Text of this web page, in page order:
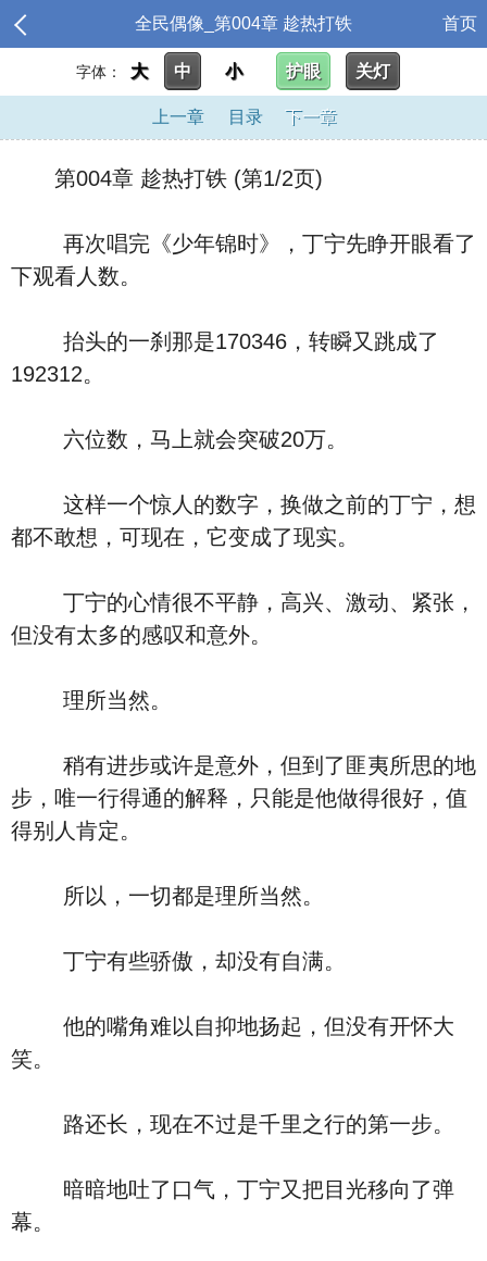
全民偶像_第004章 趁热打铁 首页
字体： 大 中 小 护眼 关灯
上一章 目录 下一章
第004章 趁热打铁 (第1/2页)
再次唱完《少年锦时》，丁宁先睁开眼看了
下观看人数。
抬头的一刹那是170346，转瞬又跳成了
192312。
六位数，马上就会突破20万。
这样一个惊人的数字，换做之前的丁宁，想
都不敢想，可现在，它变成了现实。
丁宁的心情很不平静，高兴、激动、紧张，
但没有太多的感叹和意外。
理所当然。
稍有进步或许是意外，但到了匪夷所思的地
步，唯一行得通的解释，只能是他做得很好，值
得别人肯定。
所以，一切都是理所当然。
丁宁有些骄傲，却没有自满。
他的嘴角难以自抑地扬起，但没有开怀大
笑。
路还长，现在不过是千里之行的第一步。
暗暗地吐了口气，丁宁又把目光移向了弹
幕。